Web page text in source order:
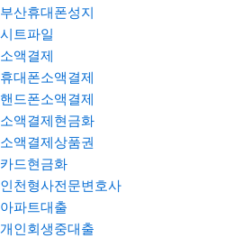
부산휴대폰성지
시트파일
소액결제
휴대폰소액결제
핸드폰소액결제
소액결제현금화
소액결제상품권
카드현금화
인천형사전문변호사
아파트대출
개인회생중대출